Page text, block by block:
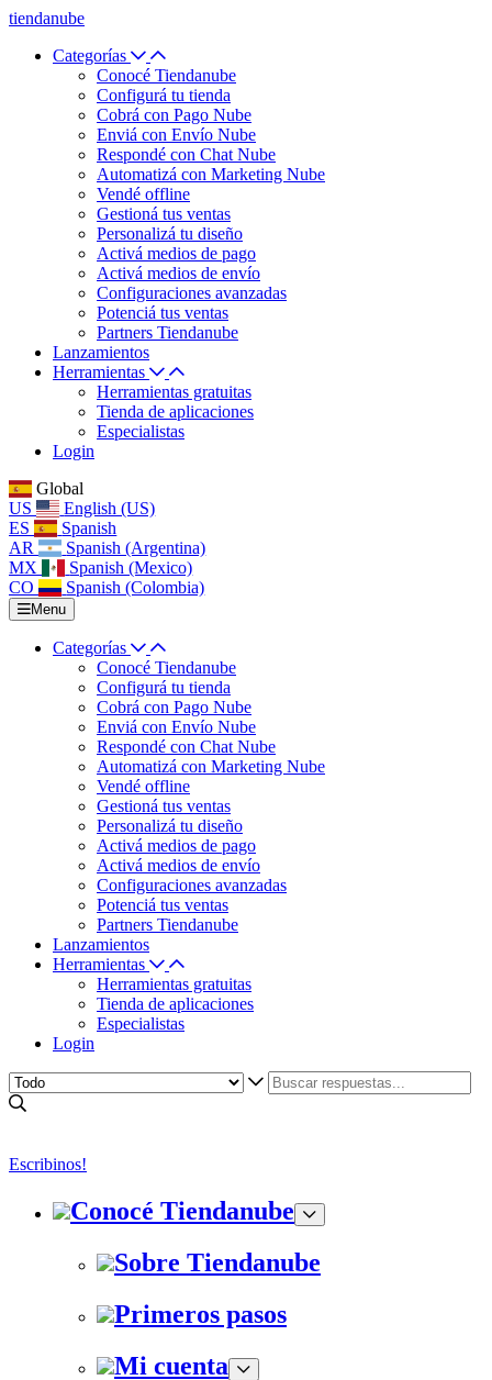
tiendanube
Categorías
Conocé Tiendanube
Configurá tu tienda
Cobrá con Pago Nube
Enviá con Envío Nube
Respondé con Chat Nube
Automatizá con Marketing Nube
Vendé offline
Gestioná tus ventas
Personalizá tu diseño
Activá medios de pago
Activá medios de envío
Configuraciones avanzadas
Potenciá tus ventas
Partners Tiendanube
Lanzamientos
Herramientas
Herramientas gratuitas
Tienda de aplicaciones
Especialistas
Login
Global
US
English (US)
ES
Spanish
AR
Spanish (Argentina)
MX
Spanish (Mexico)
CO
Spanish (Colombia)
Menu
Categorías
Conocé Tiendanube
Configurá tu tienda
Cobrá con Pago Nube
Enviá con Envío Nube
Respondé con Chat Nube
Automatizá con Marketing Nube
Vendé offline
Gestioná tus ventas
Personalizá tu diseño
Activá medios de pago
Activá medios de envío
Configuraciones avanzadas
Potenciá tus ventas
Partners Tiendanube
Lanzamientos
Herramientas
Herramientas gratuitas
Tienda de aplicaciones
Especialistas
Login
Escribinos!
Conocé Tiendanube
Sobre Tiendanube
Primeros pasos
Mi cuenta